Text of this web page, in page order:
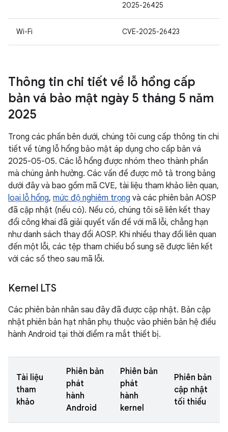
2025-26425
Wi-Fi CVE-2025-26423
Thông tin chi tiết về lỗ hổng cấp
bản vá bảo mật ngày 5 tháng 5 năm
2025
Trong các phần bên dưới, chúng tôi cung cấp thông tin chi
tiết về từng lỗ hổng bảo mật áp dụng cho cấp bản vá
2025-05-05. Các lỗ hổng được nhóm theo thành phần
mà chúng ảnh hưởng. Các vấn đề được mô tả trong bảng
dưới đây và bao gồm mã CVE, tài liệu tham khảo liên quan,
loại lỗ hổng, mức độ nghiêm trọng và các phiên bản AOSP
đã cập nhật (nếu có). Nếu có, chúng tôi sẽ liên kết thay
đổi công khai đã giải quyết vấn đề với mã lỗi, chẳng hạn
như danh sách thay đổi AOSP. Khi nhiều thay đổi liên quan
đến một lỗi, các tệp tham chiếu bổ sung sẽ được liên kết
với các số theo sau mã lỗi.
Kernel LTS
Các phiên bản nhân sau đây đã được cập nhật. Bản cập
nhật phiên bản hạt nhân phụ thuộc vào phiên bản hệ điều
hành Android tại thời điểm ra mắt thiết bị.
Tài liệu
tham
khảo
Phiên bản
phát
hành
Android
Phiên bản
phát
hành
kernel
Phiên bản
cập nhật
tối thiểu